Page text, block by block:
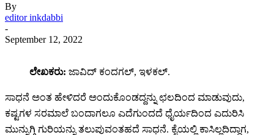
By
editor inkdabbi
-
September 12, 2022
ಲೇಖಕರು: ಜಾವಿದ್ ಕಂದಗಲ್, ಇಳಕಲ್.
ಸಾಧನೆ ಅಂತ ಹೇಳಿದರೆ ಅಂದುಕೊಂಡದ್ದನ್ನು ಛಲದಿಂದ ಮಾಡುವುದು,
ಕಷ್ಟಗಳ ಸರಮಾಲೆ ಬಂದಾಗಲೂ ಎದೆಗುಂದದೆ ಧೈರ್ಯದಿಂದ ಎದುರಿಸಿ
ಮುನ್ನುಗ್ಗಿ ಗುರಿಯನ್ನು ತಲುಪುವಂತಹದೆ ಸಾಧನೆ. ಕೈಯಲ್ಲಿ ಕಾಸಿಲ್ಲದಿದ್ದಾಗ,